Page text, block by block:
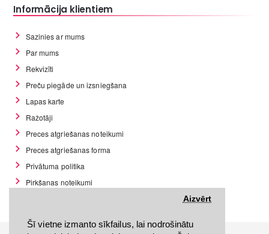
Šī vietne izmanto sīkfailus, lai nodrošinātu
Aizvērt
Informācija klientiem
Sazinies ar mums
Par mums
Rekvizīti
Preču piegāde un izsniegšana
Lapas karte
Ražotāji
Preces atgriešanas noteikumi
Preces atgriešanas forma
Privātuma politika
Pirkšanas noteikumi